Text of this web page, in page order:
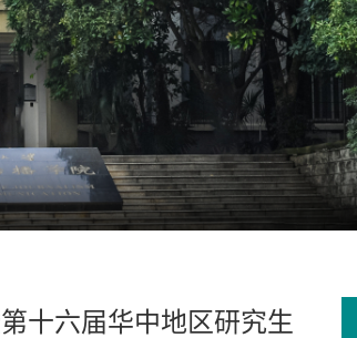
十六届华中地区研究生